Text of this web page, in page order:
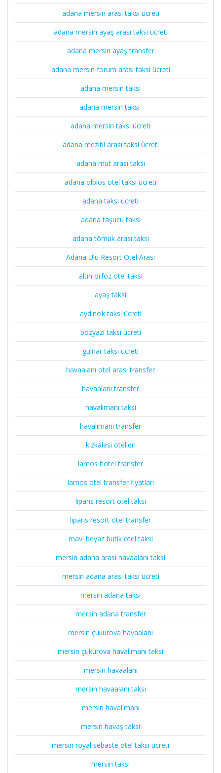
adana mersin arası taksi ücreti
adana mersin ayaş arası taksi ücreti
adana mersin ayaş transfer
adana mersin forum arası taksi ücreti
adana mersin taksi
adana mersin taksi
adana mersin taksi ücreti
adana mezitli arası taksi ücreti
adana mut arası taksi
adana olbios otel taksi ücreti
adana taksi ücreti
adana taşucu taksi
adana tömük arası taksi
Adana Ulu Resort Otel Arası
altın orfoz otel taksi
ayaş taksi
aydıncık taksi ücreti
bozyazı taksi ücreti
gülnar taksi ücreti
havaalanı otel arası transfer
havaalanı transfer
havalimanı taksi
havalimanı transfer
kızkalesi otelleri
lamos hotel transfer
lamos otel transfer fiyatları
liparis resort otel taksi
liparis resort otel transfer
mavi beyaz butik otel taksi
mersin adana arası havaalanı taksi
mersin adana arası taksi ücreti
mersin adana taksi
mersin adana transfer
mersin çukurova havaalanı
mersin çukurova havalimanı taksi
mersin havaalanı
mersin havaalanı taksi
mersin havalimanı
mersin havaş taksi
mersin royal sebaste otel taksi ücreti
mersin taksi